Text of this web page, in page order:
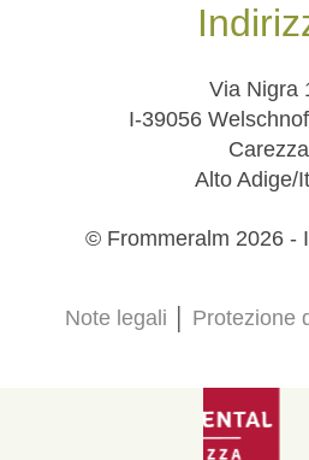
Via Nigra
I-39056
Carezza
Alto Adige/
© Frommeralm 2026 -
Note legali Protezione